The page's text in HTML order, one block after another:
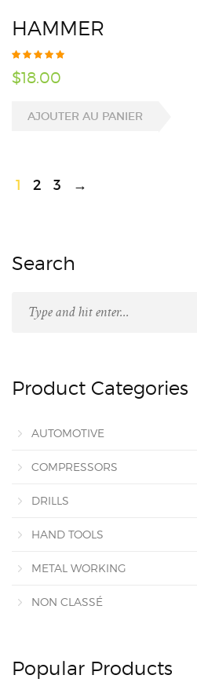
HAMMER
$18.00
AJOUTER AU PANIER
1 2 3 →
Search
Product Categories
AUTOMOTIVE
COMPRESSORS
DRILLS
HAND TOOLS
METAL WORKING
NON CLASSÉ
Popular Products